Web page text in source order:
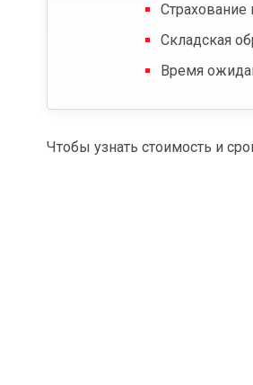
Страхование
Складская
Время
Чтобы узнать стоимость и